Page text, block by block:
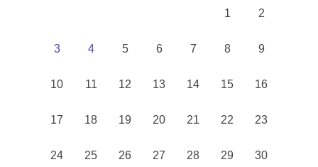
1 2
3 4 5 6 7 8 9
10 11 12 13 14 15 16
17 18 19 20 21 22 23
24 25 26 27 28 29 30